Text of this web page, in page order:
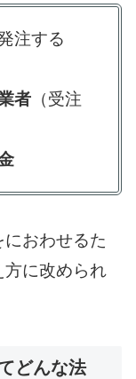
注する
者（受注
におわせるた
に改められ
どんな法